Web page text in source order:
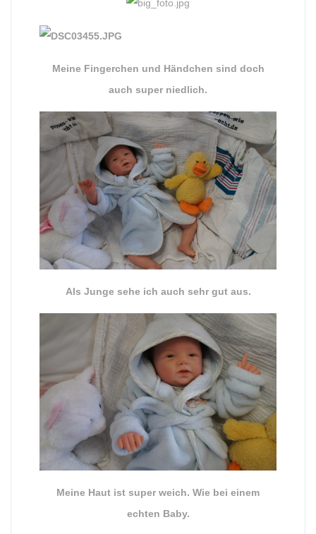
Meine Fingerchen und Händchen sind doch
auch super niedlich.
Als Junge sehe ich auch sehr gut aus.
Meine Haut ist super weich. Wie bei einem
echten Baby.